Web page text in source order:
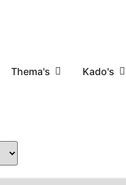
Thema's Kado's